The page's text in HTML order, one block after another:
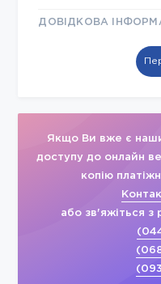
ДОВІДКОВА
Якщо Ви вже є
доступу до онлайн
копію
або зв'яжіться